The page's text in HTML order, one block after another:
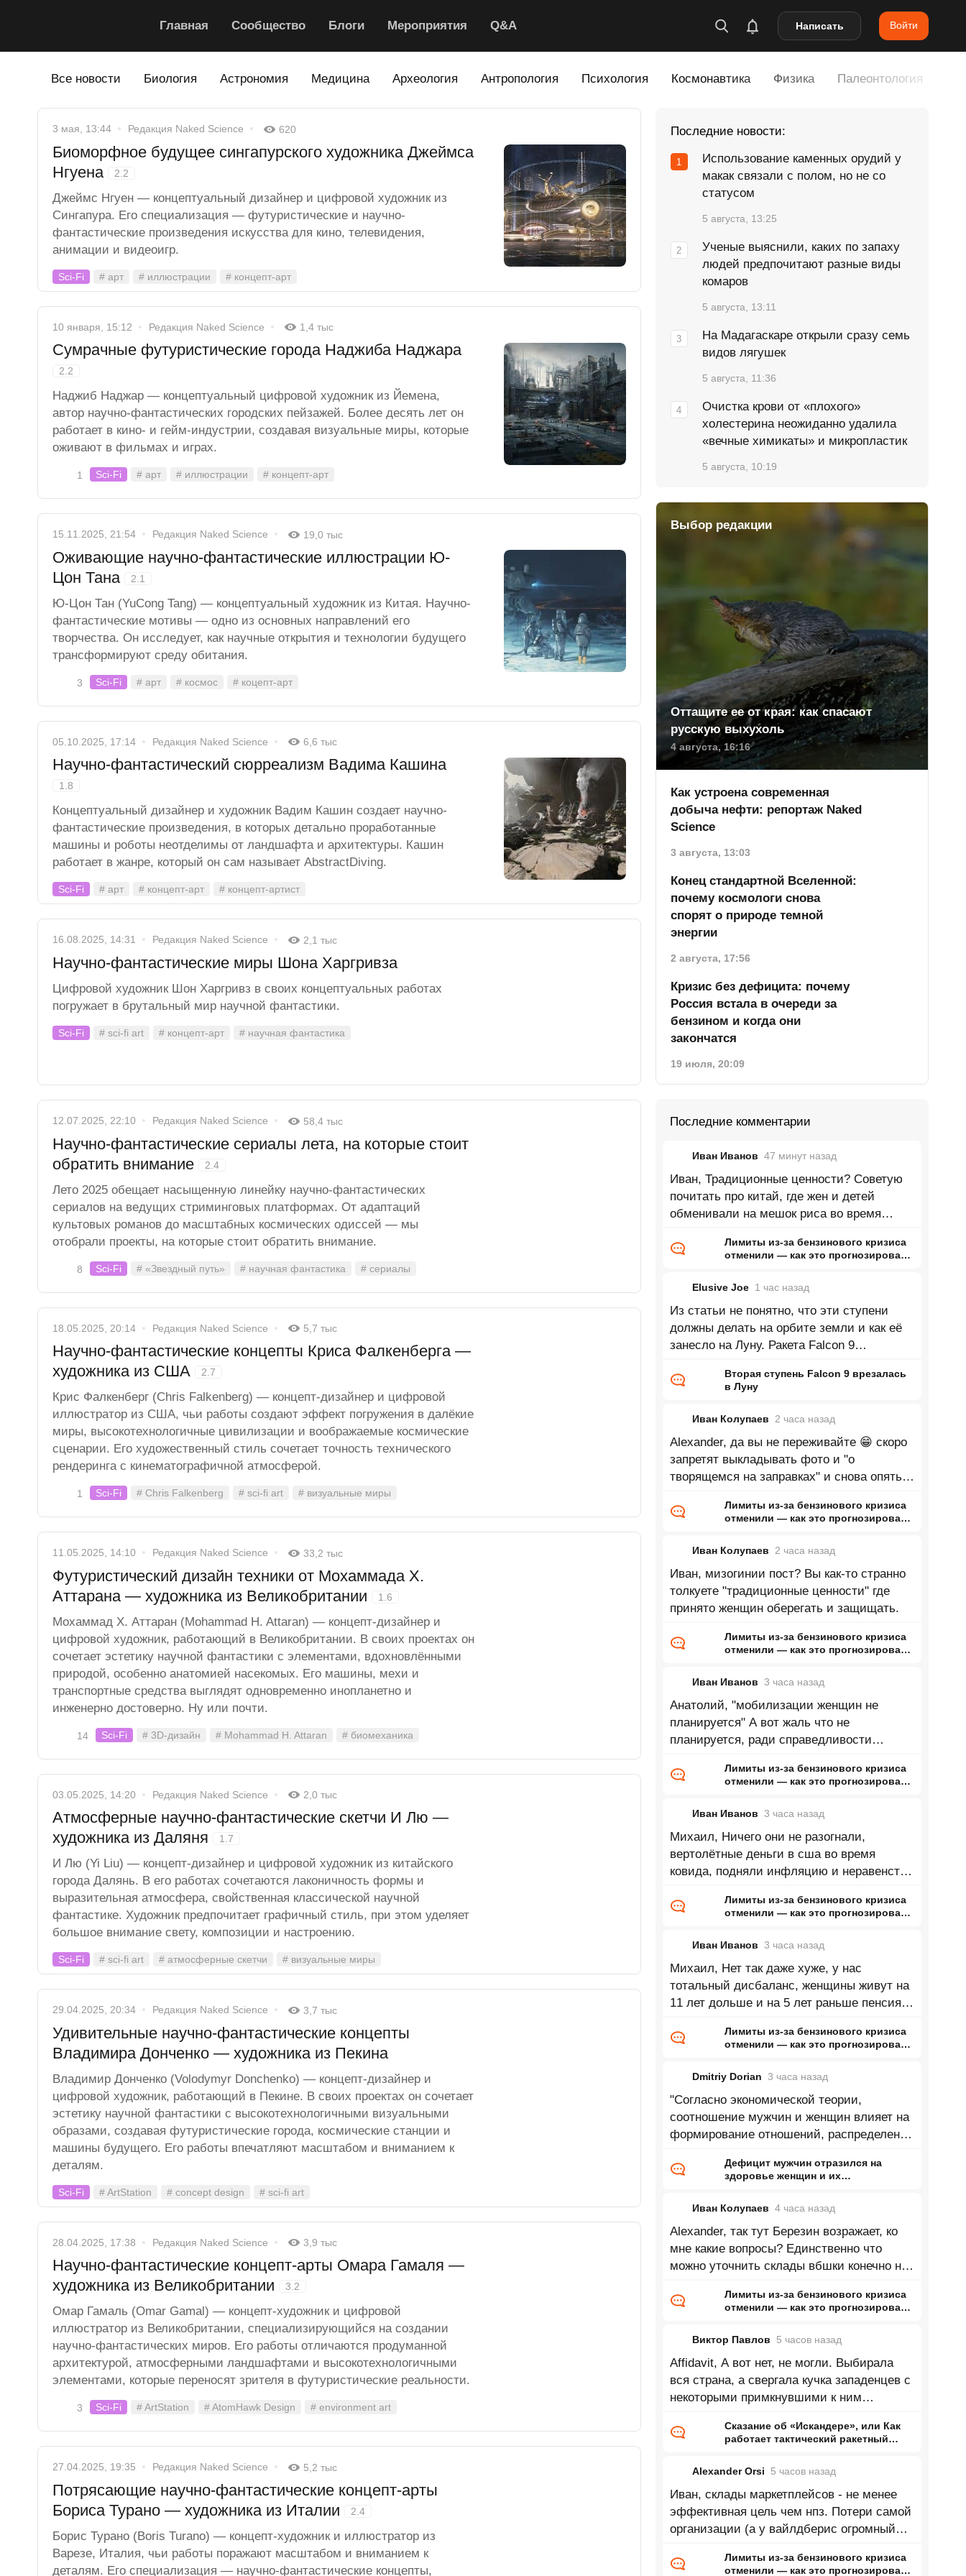
Главная Сообщество Блоги Мероприятия Q&A Написать Войти
Все новости Биология Астрономия Медицина Археология Антропология Психология Космонавтика Физика Палеонтология
3 мая, 13:44 Редакция Naked Science 620
Биоморфное будущее сингапурского художника Джеймса
Нгуена
2.2
Джеймс Нгуен — концептуальный дизайнер и цифровой художник из
Сингапура. Его специализация — футуристические и научно-
фантастические произведения искусства для кино, телевидения,
анимации и видеоигр.
Sci-Fi # арт # иллюстрации # концепт-арт
10 января, 15:12 Редакция Naked Science 1,4 тыс
Сумрачные футуристические города Наджиба Наджара
2.2
Наджиб Наджар — концептуальный цифровой художник из Йемена,
автор научно-фантастических городских пейзажей. Более десять лет он
работает в кино- и гейм-индустрии, создавая визуальные миры, которые
оживают в фильмах и играх.
1 Sci-Fi # арт # иллюстрации # концепт-арт
15.11.2025, 21:54 Редакция Naked Science 19,0 тыс
Оживающие научно-фантастические иллюстрации Ю-
Цон Тана
2.1
Ю-Цон Тан (YuCong Tang) — концептуальный художник из Китая. Научно-
фантастические мотивы — одно из основных направлений его
творчества. Он исследует, как научные открытия и технологии будущего
трансформируют среду обитания.
3 Sci-Fi # арт # космос # коцепт-арт
05.10.2025, 17:14 Редакция Naked Science 6,6 тыс
Научно-фантастический сюрреализм Вадима Кашина
1.8
Концептуальный дизайнер и художник Вадим Кашин создает научно-
фантастические произведения, в которых детально проработанные
машины и роботы неотделимы от ландшафта и архитектуры. Кашин
работает в жанре, который он сам называет AbstractDiving.
Sci-Fi # арт # концепт-арт # концепт-артист
16.08.2025, 14:31 Редакция Naked Science 2,1 тыс
Научно-фантастические миры Шона Харгривза
Цифровой художник Шон Харгривз в своих концептуальных работах
погружает в брутальный мир научной фантастики.
Sci-Fi # sci-fi art # концепт-арт # научная фантастика
12.07.2025, 22:10 Редакция Naked Science 58,4 тыс
Научно-фантастические сериалы лета, на которые стоит
обратить внимание
2.4
Лето 2025 обещает насыщенную линейку научно-фантастических
сериалов на ведущих стриминговых платформах. От адаптаций
культовых романов до масштабных космических одиссей — мы
отобрали проекты, на которые стоит обратить внимание.
8 Sci-Fi # «Звездный путь» # научная фантастика # сериалы
18.05.2025, 20:14 Редакция Naked Science 5,7 тыс
Научно-фантастические концепты Криса Фалкенберга —
художника из США
2.7
Крис Фалкенберг (Chris Falkenberg) — концепт-дизайнер и цифровой
иллюстратор из США, чьи работы создают эффект погружения в далёкие
миры, высокотехнологичные цивилизации и воображаемые космические
сценарии. Его художественный стиль сочетает точность технического
рендеринга с кинематографичной атмосферой.
1 Sci-Fi # Chris Falkenberg # sci-fi art # визуальные миры
11.05.2025, 14:10 Редакция Naked Science 33,2 тыс
Футуристический дизайн техники от Мохаммада Х.
Аттарана — художника из Великобритании
1.6
Мохаммад Х. Аттаран (Mohammad H. Attaran) — концепт-дизайнер и
цифровой художник, работающий в Великобритании. В своих проектах он
сочетает эстетику научной фантастики с элементами, вдохновлёнными
природой, особенно анатомией насекомых. Его машины, мехи и
транспортные средства выглядят одновременно инопланетно и
инженерно достоверно. Ну или почти.
14 Sci-Fi # 3D-дизайн # Mohammad H. Attaran # биомеханика
03.05.2025, 14:20 Редакция Naked Science 2,0 тыс
Атмосферные научно-фантастические скетчи И Лю —
художника из Даляня
1.7
И Лю (Yi Liu) — концепт-дизайнер и цифровой художник из китайского
города Далянь. В его работах сочетаются лаконичность формы и
выразительная атмосфера, свойственная классической научной
фантастике. Художник предпочитает графичный стиль, при этом уделяет
большое внимание свету, композиции и настроению.
Sci-Fi # sci-fi art # атмосферные скетчи # визуальные миры
29.04.2025, 20:34 Редакция Naked Science 3,7 тыс
Удивительные научно-фантастические концепты
Владимира Донченко — художника из Пекина
Владимир Донченко (Volodymyr Donchenko) — концепт-дизайнер и
цифровой художник, работающий в Пекине. В своих проектах он сочетает
эстетику научной фантастики с высокотехнологичными визуальными
образами, создавая футуристические города, космические станции и
машины будущего. Его работы впечатляют масштабом и вниманием к
деталям.
Sci-Fi # ArtStation # concept design # sci-fi art
28.04.2025, 17:38 Редакция Naked Science 3,9 тыс
Научно-фантастические концепт-арты Омара Гамаля —
художника из Великобритании
3.2
Омар Гамаль (Omar Gamal) — концепт-художник и цифровой
иллюстратор из Великобритании, специализирующийся на создании
научно-фантастических миров. Его работы отличаются продуманной
архитектурой, атмосферными ландшафтами и высокотехнологичными
элементами, которые переносят зрителя в футуристические реальности.
3 Sci-Fi # ArtStation # AtomHawk Design # environment art
27.04.2025, 19:35 Редакция Naked Science 5,2 тыс
Потрясающие научно-фантастические концепт-арты
Бориса Турано — художника из Италии
2.4
Борис Турано (Boris Turano) — концепт-художник и иллюстратор из
Варезе, Италия, чьи работы поражают масштабом и вниманием к
деталям. Его специализация — научно-фантастические концепты,
Последние новости:
Использование каменных орудий у
макак связали с полом, но не со
статусом
5 августа, 13:25
Ученые выяснили, каких по запаху
людей предпочитают разные виды
комаров
5 августа, 13:11
На Мадагаскаре открыли сразу семь
видов лягушек
5 августа, 11:36
Очистка крови от «плохого»
холестерина неожиданно удалила
«вечные химикаты» и микропластик
5 августа, 10:19
Выбор редакции
Оттащите ее от края: как спасают
русскую выхухоль
4 августа, 16:16
Как устроена современная
добыча нефти: репортаж Naked
Science
3 августа, 13:03
Конец стандартной Вселенной:
почему космологи снова
спорят о природе темной
энергии
2 августа, 17:56
Кризис без дефицита: почему
Россия встала в очереди за
бензином и когда они
закончатся
19 июля, 20:09
Последние комментарии
Иван Иванов 47 минут назад
Иван, Традиционные ценности? Советую
почитать про китай, где жен и детей
обменивали на мешок риса во время
Лимиты из-за бензинового кризиса
отменили — как это прогнозировал
Elusive Joe 1 час назад
Из статьи не понятно, что эти ступени
должны делать на орбите земли и как её
занесло на Луну. Ракета Falcon 9
Вторая ступень Falcon 9 врезалась
в Луну
Иван Колупаев 2 часа назад
Alexander, да вы не переживайте 😁 скоро
запретят выкладывать фото и "о
творящемся на заправках" и снова опять
Лимиты из-за бензинового кризиса
отменили — как это прогнозировал
Иван Колупаев
2 часа назад
Иван, мизогинии пост? Вы как-то странно
толкуете "традиционные ценности" где
принято женщин оберегать и защищать.
Лимиты из-за бензинового кризиса
отменили — как это прогнозировал
Иван Иванов 3 часа назад
Анатолий, "мобилизации женщин не
планируется" А вот жаль что не
планируется, ради справедливости
женщин иЛимиты из-за бензинового кризиса
отменили — как это прогнозировал
Иван Иванов 3 часа назад
Михаил, Ничего они не разогнали,
вертолётные деньги в сша во время
ковида, подняли инфляцию и неравенство
Лимиты из-за бензинового кризиса
отменили — как это прогнозировал
Иван Иванов 3 часа назад
Михаил, Нет так даже хуже, у нас
тотальный дисбаланс, женщины живут на
11 лет дольше и на 5 лет раньше пенсия.
Лимиты из-за бензинового кризиса
отменили — как это прогнозировал
Dmitriy Dorian 3 часа назад
"Согласно экономической теории,
соотношение мужчин и женщин влияет на
формирование отношений, распределение
Дефицит мужчин отразился на
здоровье женщин и их
Иван Колупаев 4 часа назад
Alexander, так тут Березин возражает, ко
мне какие вопросы? Единственно что
можно уточнить склады вбшки конечно не
Лимиты из-за бензинового кризиса
отменили — как это прогнозировал
Виктор Павлов
5 часов назад
Affidavit, А вот нет, не могли. Выбирала
вся страна, а свергала кучка западенцев с
некоторыми примкнувшими к ним
Сказание об «Искандере», или Как
работает тактический ракетный
Alexander Orsi
5 часов назад
Иван, склады маркетплейсов - не менее
эффективная цель чем нпз. Потери самой
организации (а у вайлдберис огромный
Лимиты из-за бензинового кризиса
отменили — как это прогнозировал